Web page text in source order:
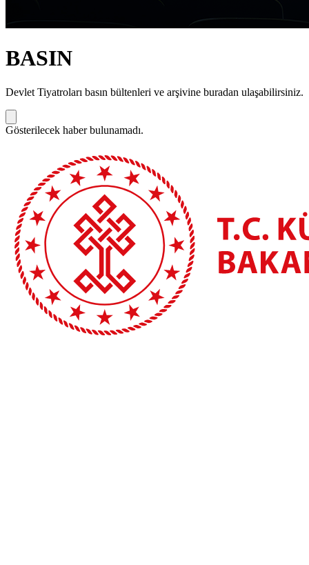
BASIN
Devlet Tiyatroları basın bültenleri ve arşivine buradan ulaşabilirsiniz.
Gösterilecek haber bulunamadı.